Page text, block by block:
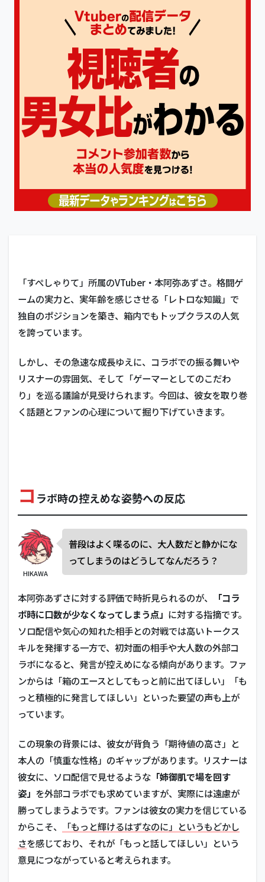
「すぺしゃりて」所属のVTuber・本阿弥あずさ。格闘ゲ
ームの実力と、実年齢を感じさせる「レトロな知識」で
独自のポジションを築き、箱内でもトップクラスの人気
を誇っています。
しかし、その急速な成長ゆえに、コラボでの振る舞いや
リスナーの雰囲気、そして「ゲーマーとしてのこだわ
り」を巡る議論が見受けられます。今回は、彼女を取り巻
く話題とファンの心理について掘り下げていきます。
コ ラボ時の控えめな姿勢への反応
HIKAWA
普段はよく喋るのに、大人数だと静かにな
ってしまうのはどうしてなんだろう？
本阿弥あずさに対する評価で時折見られるのが、
「コラ
ボ時に口数が少なくなってしまう点」 に対する指摘です。
ソロ配信や気心の知れた相手との対戦では高いトークス
キルを発揮する一方で、初対面の相手や大人数の外部コ
ラボになると、発言が控えめになる傾向があります。ファ
ンからは「箱のエースとしてもっと前に出てほしい」「も
っと積極的に発言してほしい」といった要望の声も上が
っています。
この現象の背景には、彼女が背負う「期待値の高さ」と
本人の「慎重な性格」のギャップがあります。リスナーは
彼女に、ソロ配信で見せるような 「姉御肌で場を回す
姿」 を外部コラボでも求めていますが、実際には遠慮が
勝ってしまうようです。ファンは彼女の実力を信じている
からこそ、
「もっと輝けるはずなのに」というもどかし
さを感じており、それが「もっと話してほしい」という
意見につながっていると考えられます。